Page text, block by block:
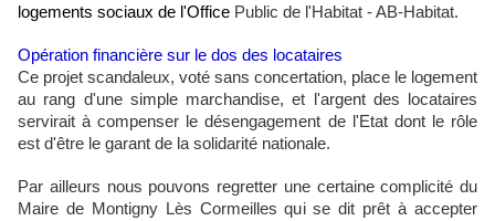
logements sociaux de l'Office Public de l'Habitat - AB-Habitat.
Opération financière sur le dos des locataires
Ce projet scandaleux, voté sans concertation, place le logement
au rang d'une simple marchandise, et l'argent des locataires
servirait à compenser le désengagement de l'Etat dont le rôle
est d'être le garant de la solidarité nationale.
Par ailleurs nous pouvons regretter une certaine complicité du
Maire de Montigny Lès Cormeilles qui se dit prêt à accepter